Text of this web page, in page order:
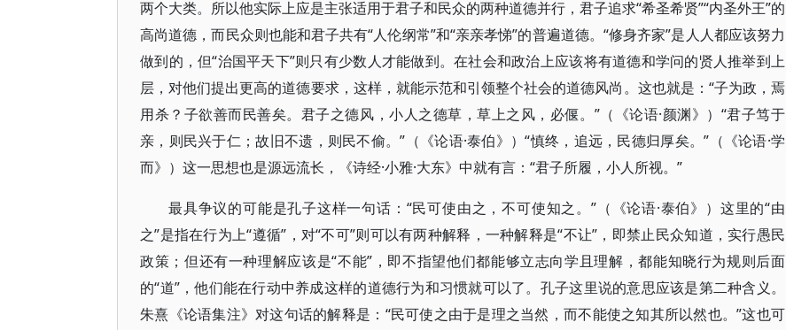
两个大类。所以他实际上应是主张适用于君子和民众的两种道德并行，君子追求“希圣希贤”“内圣外王”的
高尚道德，而民众则也能和君子共有“人伦纲常”和“亲亲孝悌”的普遍道德。“修身齐家”是人人都应该努力
做到的，但“治国平天下”则只有少数人才能做到。在社会和政治上应该将有道德和学问的贤人推举到上
层，对他们提出更高的道德要求，这样，就能示范和引领整个社会的道德风尚。这也就是：“子为政，焉
用杀？子欲善而民善矣。君子之德风，小人之德草，草上之风，必偃。”（《论语·颜渊》）“君子笃于
亲，则民兴于仁；故旧不遗，则民不偷。”（《论语·泰伯》）“慎终，追远，民德归厚矣。”（《论语·学
而》）这一思想也是源远流长，《诗经·小雅·大东》中就有言：“君子所履，小人所视。”
最具争议的可能是孔子这样一句话：“民可使由之，不可使知之。”（《论语·泰伯》）这里的“由
之”是指在行为上“遵循”，对“不可”则可以有两种解释，一种解释是“不让”，即禁止民众知道，实行愚民
政策；但还有一种理解应该是“不能”，即不指望他们都能够立志向学且理解，都能知晓行为规则后面
的“道”，他们能在行动中养成这样的道德行为和习惯就可以了。孔子这里说的意思应该是第二种含义。
朱熹《论语集注》对这句话的解释是：“民可使之由于是理之当然，而不能使之知其所以然也。”这也可